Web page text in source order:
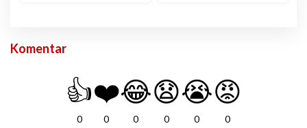
Komentar
👍
0
❤️
0
😂
0
😧
0
😭
0
😡
0